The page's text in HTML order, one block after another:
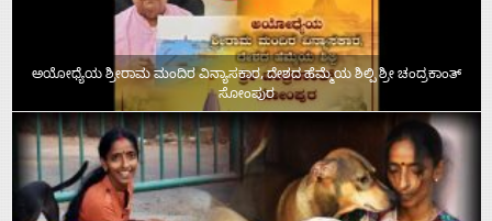
ಅಯೋಧ್ಯೆಯ ಶ್ರೀರಾಮ ಮಂದಿರ ವಿನ್ಯಾಸಕಾರ, ದೇಶದ ಹೆಮ್ಮೆಯ ಶಿಲ್ಪಿ ಶ್ರೀ ಚಂದ್ರಕಾಂತ್‌
ಸೋಂಪುರ